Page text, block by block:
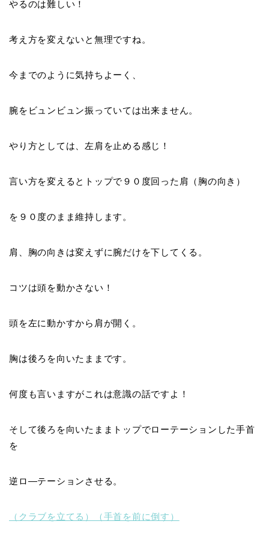
やるのは難しい！
考え方を変えないと無理ですね。
今までのように気持ちよーく、
腕をビュンビュン振っていては出来ません。
やり方としては、左肩を止める感じ！
言い方を変えると トップで９０度回った肩（胸の向き）
を９０度のまま維持します。
肩、胸の向きは変えずに腕だけを下してくる。
コツは頭を動かさない！
頭を左に動かすから肩が開く。
胸は後ろを向いたままです。
何度も言いますがこれは意識の話ですよ！
そして後ろを向いたまま トップでローテーションした手首
を
逆ロ―テーションさせる 。
（クラブを立てる）（手首を前に倒す）